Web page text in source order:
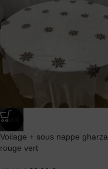
-16%
Voilage + sous nappe gharza
rouge vert